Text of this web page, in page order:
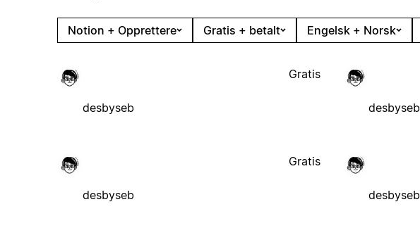
Notion + Opprettere Gratis + betalt Engelsk + Norsk
desbyseb
Gratis
desbyseb
desbyseb
Gratis
desbyseb